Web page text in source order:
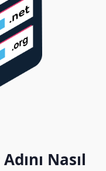
Nasıl